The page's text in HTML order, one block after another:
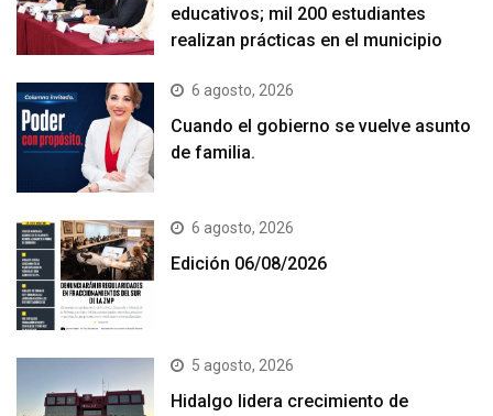
educativos; mil 200 estudiantes
realizan prácticas en el municipio
6 agosto, 2026
Cuando el gobierno se vuelve asunto
de familia.
6 agosto, 2026
Edición 06/08/2026
5 agosto, 2026
Hidalgo lidera crecimiento de